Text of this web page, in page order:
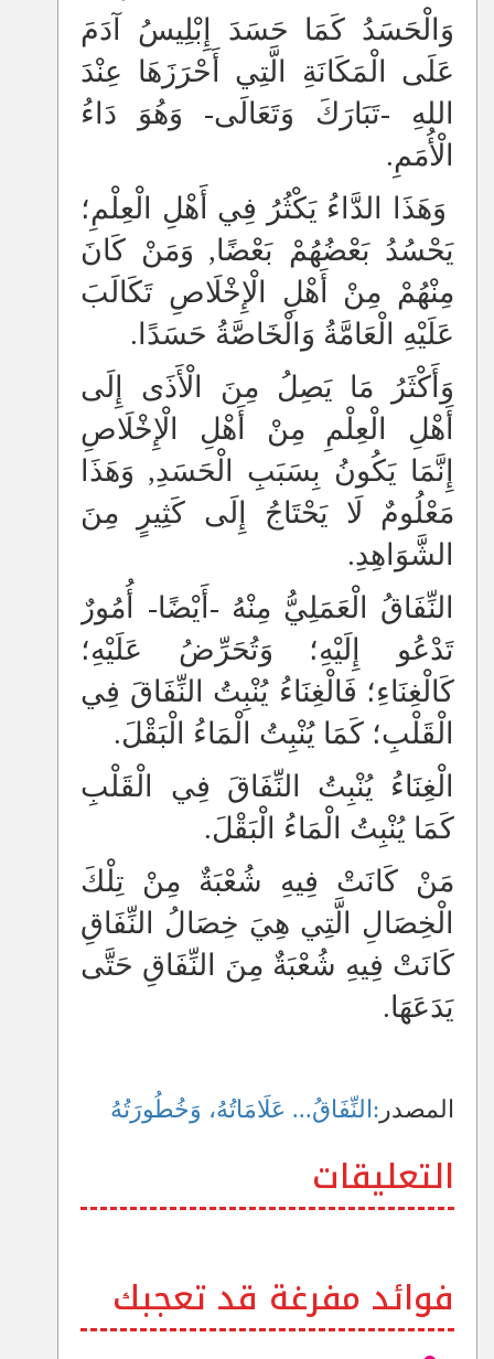
وَالْحَسَدُ كَمَا حَسَدَ إِبْلِيسُ آدَمَ
عَلَى الْمَكَانَةِ الَّتِي أَحْرَزَهَا عِنْدَ
اللهِ -تَبَارَكَ وَتَعَالَى- وَهُوَ دَاءُ
الْأُمَمِ.
وَهَذَا الدَّاءُ يَكْثُرُ فِي أَهْلِ الْعِلْمِ؛
يَحْسُدُ بَعْضُهُمْ بَعْضًا, وَمَنْ كَانَ
مِنْهُمْ مِنْ أَهْلِ الْإِخْلَاصِ تَكَالَبَ
عَلَيْهِ الْعَامَّةُ وَالْخَاصَّةُ حَسَدًا.
وَأَكْثَرُ مَا يَصِلُ مِنَ الْأَذَى إِلَى
أَهْلِ الْعِلْمِ مِنْ أَهْلِ الْإِخْلَاصِ
إِنَّمَا يَكُونُ بِسَبَبِ الْحَسَدِ, وَهَذَا
مَعْلُومٌ لَا يَحْتَاجُ إِلَى كَثِيرٍ مِنَ
الشَّوَاهِدِ.
النِّفَاقُ الْعَمَلِيُّ مِنْهُ -أَيْضًا- أُمُورٌ
تَدْعُو إِلَيْهِ؛ وَتُحَرِّضُ عَلَيْهِ؛
كَالْغِنَاءِ؛ فَالْغِنَاءُ يُنْبِتُ النِّفَاقَ فِي
الْقَلْبِ؛ كَمَا يُنْبِتُ الْمَاءُ الْبَقْلَ.
الْغِنَاءُ يُنْبِتُ النِّفَاقَ فِي الْقَلْبِ
كَمَا يُنْبِتُ الْمَاءُ الْبَقْلَ.
مَنْ كَانَتْ فِيهِ شُعْبَةٌ مِنْ تِلْكَ
الْخِصَالِ الَّتِي هِيَ خِصَالُ النِّفَاقِ
كَانَتْ فِيهِ شُعْبَةٌ مِنَ النِّفَاقِ حَتَّى
يَدَعَهَا.
المصدر :النِّفَاقُ... عَلَامَاتُهُ، وَخُطُورَتُهُ
التعليقات
فوائد مفرغة قد تعجبك